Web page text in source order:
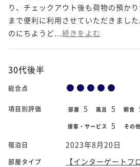
り、チェックアウト後も荷物の預か
まで便利に利用させていただきまし
のにちようど... 続きをよむ
30代後半
総合点
項目別評価 部屋 5 風呂 5 朝食
接客・サービス 5 その
宿泊日 2023年8月20日
部屋タイプ
【インターゲートフ